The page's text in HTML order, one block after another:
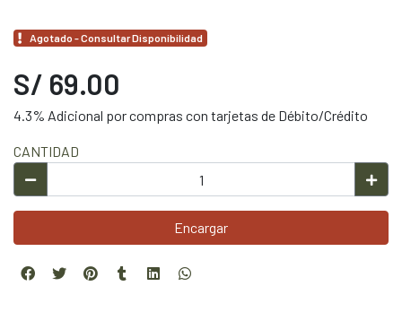
Agotado - Consultar Disponibilidad
S/ 69.00
4.3% Adicional por compras con tarjetas de Débito/Crédito
CANTIDAD
Encargar